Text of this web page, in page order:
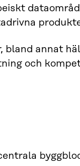
annat
och